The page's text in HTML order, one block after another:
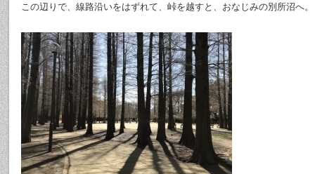
この辺りで、線路沿いをはずれて、峠を越すと、おなじみの別所沼へ。